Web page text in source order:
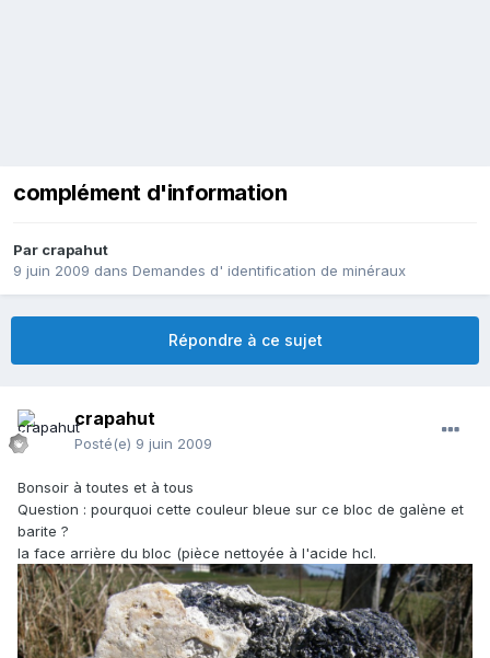
complément d'information
Par crapahut
9 juin 2009 dans Demandes d' identification de minéraux
Répondre à ce sujet
crapahut
Posté(e) 9 juin 2009
Bonsoir à toutes et à tous
Question : pourquoi cette couleur bleue sur ce bloc de galène et
barite ?
la face arrière du bloc (pièce nettoyée à l'acide hcl.